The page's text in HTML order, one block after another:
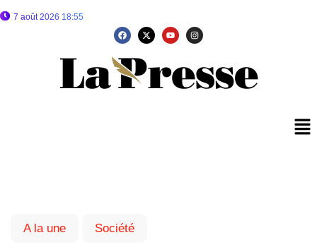
7 août 2026 18:55
A la une Société